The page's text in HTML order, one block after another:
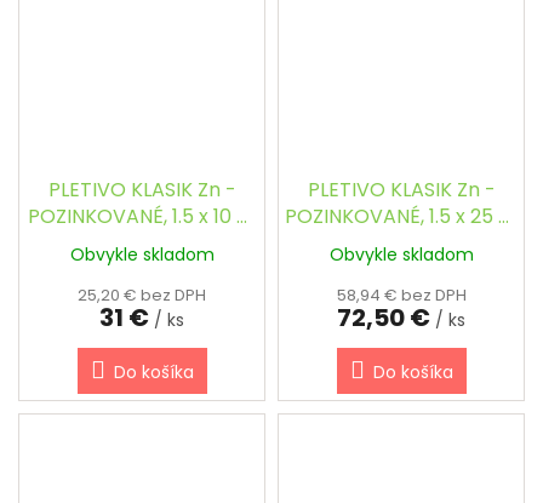
PLETIVO KLASIK Zn -
POZINKOVANÉ, 1.5 x 10 m
/ 60 x 60 / 2.0 mm
Obvykle skladom
25,20 € bez DPH
31 € / ks
Do košíka
PLETIVO KLASIK Zn -
POZINKOVANÉ, 1.5 x 25 m
/ 60 x 60 / 2.0 mm
Obvykle skladom
58,94 € bez DPH
72,50 € / ks
Do košíka